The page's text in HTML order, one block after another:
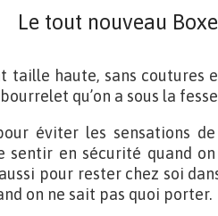
Le tout nouveau
taille haute, sans coutures
qu’on a sous la
éviter les sensations
sentir en sécurité quand
pour rester chez soi
on ne sait pas quoi porter.